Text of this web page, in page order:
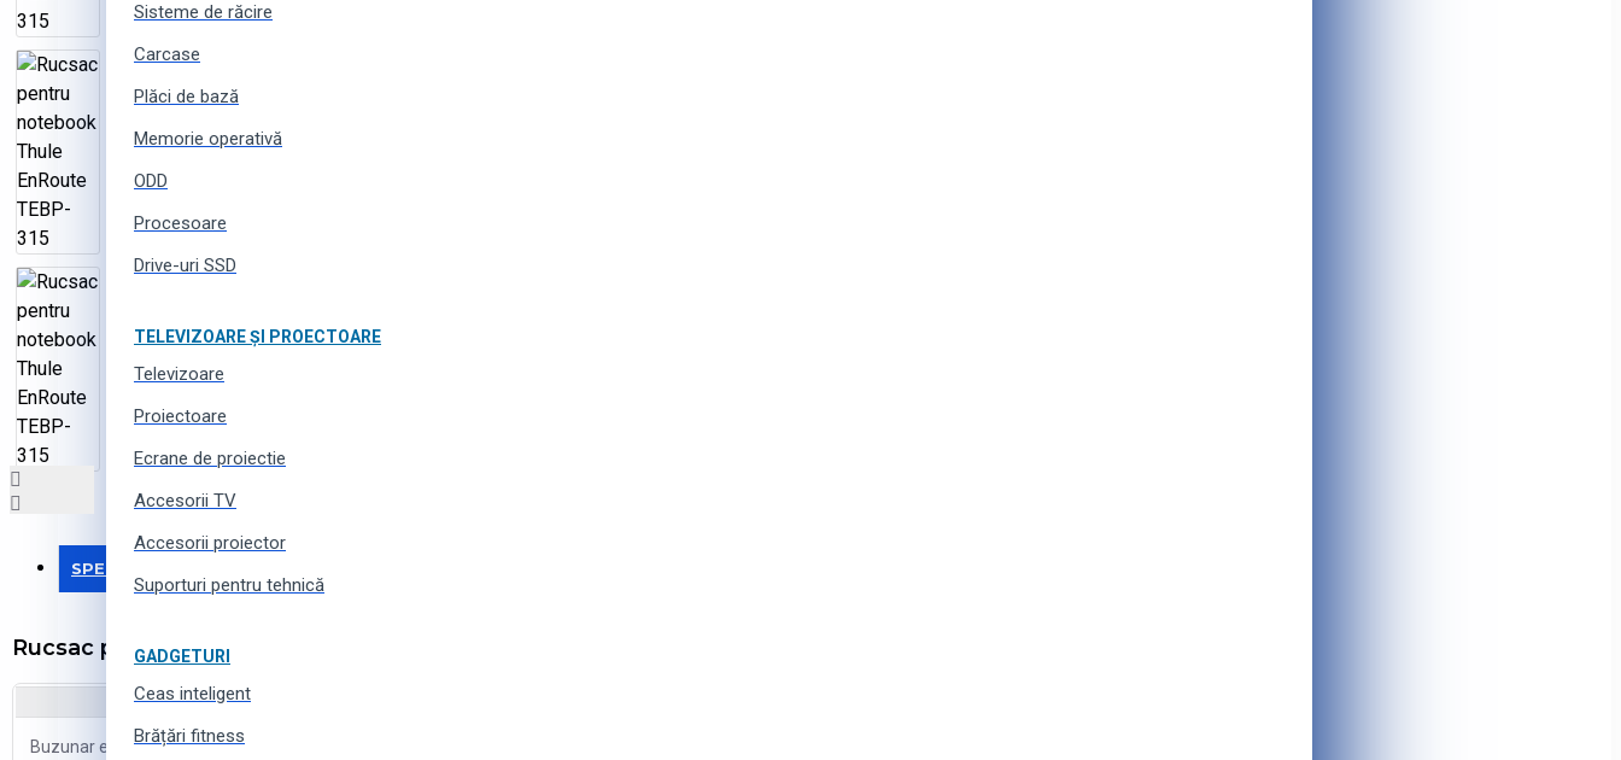
Sisteme de răcire
Carcase
Plăci de bază
Memorie operativă
ODD
Procesoare
Drive-uri SSD
TELEVIZOARE ȘI PROECTOARE
Televizoare
Proiectoare
Ecrane de proiectie
Accesorii TV
Accesorii proiector
Suporturi pentru tehnică
GADGETURI
Ceas inteligent
Brățări fitness
SPECIFICAȚII
Rucsac pentru notebook Thule EnRoute TEBP-315
Buzunar exterior